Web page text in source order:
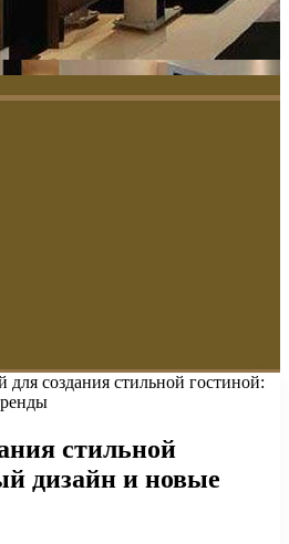
для создания стильной гостиной:
стильной
дизайн и новые